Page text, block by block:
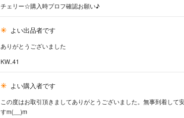
チェリー☆購入時プロフ確認お願い♪
よい出品者です
ありがとうございました
KW..41
よい購入者です
この度はお取引頂きましてありがとうございました。無事到着し
すm(__)m